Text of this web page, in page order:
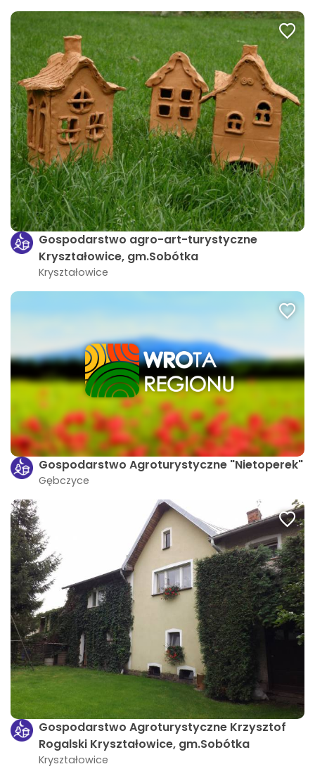
Gospodarstwo agro-art-turystyczne
Kryształowice, gm.Sobótka
Kryształowice
Gospodarstwo Agroturystyczne "Nietoperek"
Gębczyce
Gospodarstwo Agroturystyczne Krzysztof
Rogalski Kryształowice, gm.Sobótka
Kryształowice